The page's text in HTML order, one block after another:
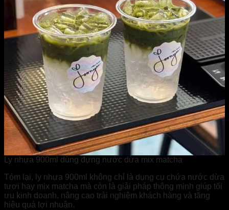
Ly nhựa 900ml dùng đựng nước dừa mix matcha
Tóm lại, ly nhựa 900ml không chỉ là dụng cụ chứa nước dừa
tươi hay mix matcha mà còn là giải pháp thông minh giúp tối
ưu kinh doanh, nâng cao trải nghiệm khách hàng và tăng
hiệu quả lợi nhuận.